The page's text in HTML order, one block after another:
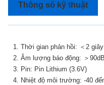
Thông số kỹ thuật
1. Thời gian phản hồi: ＜2 giây
2. Âm lượng báo động: ＞
3. Pin: Pin Lithium (3.6V)
4. Nhiệt độ môi trường: -40